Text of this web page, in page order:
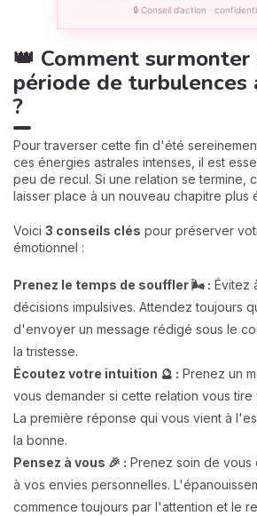
🔒 Conseil d’action ·
👑 Comment
période de turbulences
?
Pour traverser cette fin d'été
ces énergies astrales intenses, il est
peu de recul. Si une relation se termine,
laisser place à un nouveau chapitre plus
Voici 3 conseils clés pour préserver
émotionnel :
Prenez le temps de souffler 🌬️ : Évitez
décisions impulsives. Attendez toujours
d'envoyer un message rédigé sous le
la tristesse.
Écoutez votre intuition 🔮 : Prenez un
vous demander si cette relation vous tire
La première réponse qui vous vient à
la bonne.
Pensez à vous 🎉 : Prenez soin de
à vos envies personnelles.
commence toujours par l'attention et le